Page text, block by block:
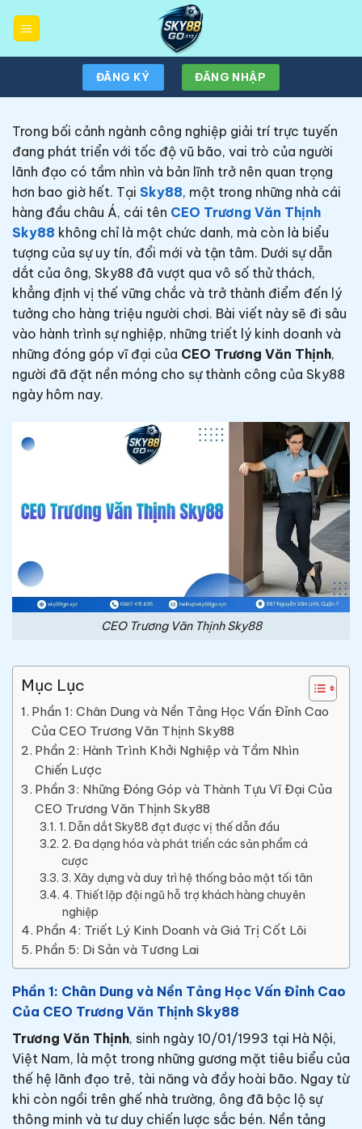
đến
ĐĂNG KÝ ĐĂNG NHẬP
Trong bối cảnh ngành công nghiệp giải trí trực tuyến
đang phát triển với tốc độ vũ bão, vai trò của người
lãnh đạo có tầm nhìn và bản lĩnh trở nên quan trọng
hơn bao giờ hết. Tại Sky88, một trong những nhà cái
hàng đầu châu Á, cái tên CEO Trương Văn Thịnh
Sky88 không chỉ là một chức danh, mà còn là biểu
tượng của sự uy tín, đổi mới và tận tâm. Dưới sự dẫn
dắt của ông, Sky88 đã vượt qua vô số thử thách,
khẳng định vị thế vững chắc và trở thành điểm đến lý
tưởng cho hàng triệu người chơi. Bài viết này sẽ đi sâu
vào hành trình sự nghiệp, những triết lý kinh doanh và
những đóng góp vĩ đại của CEO Trương Văn Thịnh,
người đã đặt nền móng cho sự thành công của Sky88
ngày hôm nay.
CEO Trương Văn Thịnh Sky88
Mục Lục
Phần 1: Chân Dung và Nền Tảng Học Vấn Đỉnh Cao
Của CEO Trương Văn Thịnh Sky88
Phần 2: Hành Trình Khởi Nghiệp và Tầm Nhìn
Chiến Lược
Phần 3: Những Đóng Góp và Thành Tựu Vĩ Đại Của
CEO Trương Văn Thịnh Sky88
1. Dẫn dắt Sky88 đạt được vị thế dẫn đầu
2. Đa dạng hóa và phát triển các sản phẩm cá
cược
3. Xây dựng và duy trì hệ thống bảo mật tối tân
4. Thiết lập đội ngũ hỗ trợ khách hàng chuyên
nghiệp
Phần 4: Triết Lý Kinh Doanh và Giá Trị Cốt Lõi
Phần 5: Di Sản và Tương Lai
Phần 1: Chân Dung và Nền Tảng Học Vấn Đỉnh Cao
Của CEO Trương Văn Thịnh Sky88
Trương Văn Thịnh, sinh ngày 10/01/1993 tại Hà Nội,
Việt Nam, là một trong những gương mặt tiêu biểu của
thế hệ lãnh đạo trẻ, tài năng và đầy hoài bão. Ngay từ
khi còn ngồi trên ghế nhà trường, ông đã bộc lộ sự
thông minh và tư duy chiến lược sắc bén. Nền tảng